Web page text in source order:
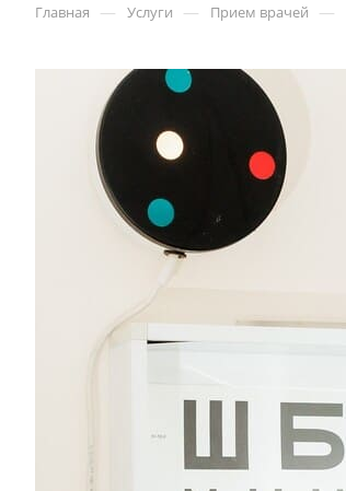
Главная — Услуги — Прием врачей —